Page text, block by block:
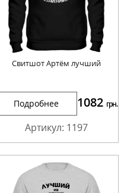
Свитшот Артём лучший
Подробнее 1082 грн.
Артикул: 1197